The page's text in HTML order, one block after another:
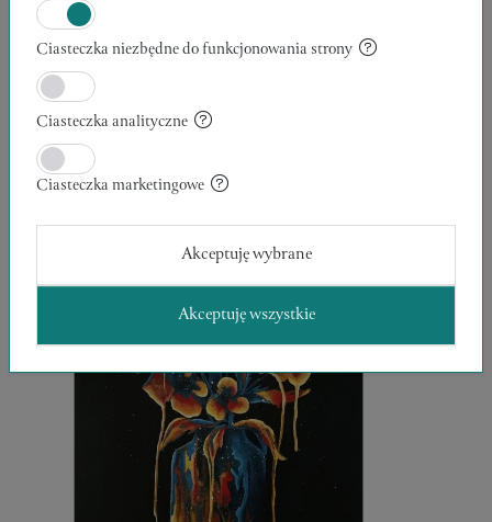
CZY TO TY?
50 x 50 x 2 cm
Julia Korzeniowska
MALARSTWO
Ciasteczka niezbędne do funkcjonowania strony
Ciasteczka analityczne
Ciasteczka marketingowe
Akceptuję wybrane
Akceptuję wszystkie